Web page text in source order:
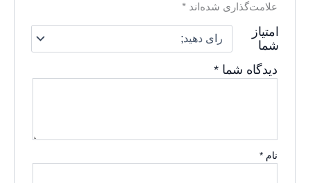
علامت‌گذاری شده‌اند*
امتیاز
شما
دیدگاه شما*
نام*